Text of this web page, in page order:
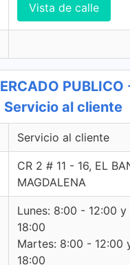
Vista de calle
PUBLICO
al cliente
Servicio al cliente
CR 2 # 11 - 16, EL
MAGDALENA
Lunes: 8:00 - 12:00
18:00
Martes: 8:00 - 12:00
18:00